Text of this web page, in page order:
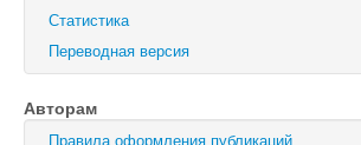
Физика твердого тела
Физика и техника полупроводников
Оптика и спектроскопия
Статистика
Переводная версия
Авторам
Правила оформления публикаций